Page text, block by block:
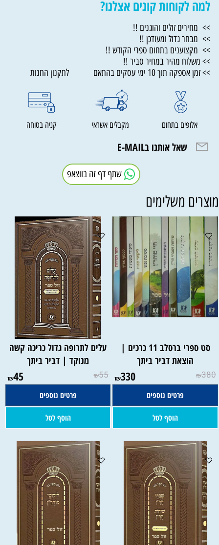
למה לקוחות קונים אצלנו?
>> מחירים זולים והוגנים !!
>> מבחר גדול ומעודכן !!
>> מקצוענים בתחום ספרי הקודש !!
>> משלוח מהיר במחיר סביר !!
>> זמן אספקה תוך 10 ימי עסקים בהתאם לתקנון החנות
אלופים בתחום מקבלים אשראי קניה בטוחה
שאל אותנו בE-MAIL
שתף דף זה בווצאפ
משלימים
סט ספרי ברסלב 11 כרכים |
הוצאת דביר ביתך
₪380
₪330
פרטים נוספים
הוסף לסל
עלים לתרופה גדול כריכה קשה
מנוקד | דביר ביתך
₪55
₪45
פרטים נוספים
הוסף לסל